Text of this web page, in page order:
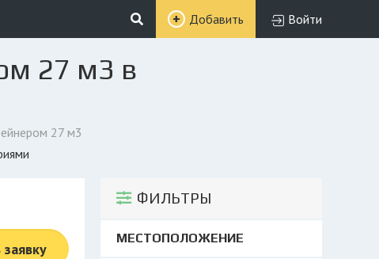
Добавить Войти
27 м3 в
27 м3
ФИЛЬТРЫ
МЕСТОПОЛОЖЕНИЕ